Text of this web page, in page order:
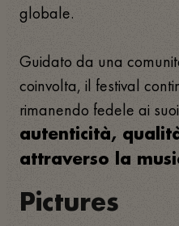
globale.
Guidato da una
coinvolta, il festival
rimanendo fedele ai
autenticità,
attraverso la
Pictures